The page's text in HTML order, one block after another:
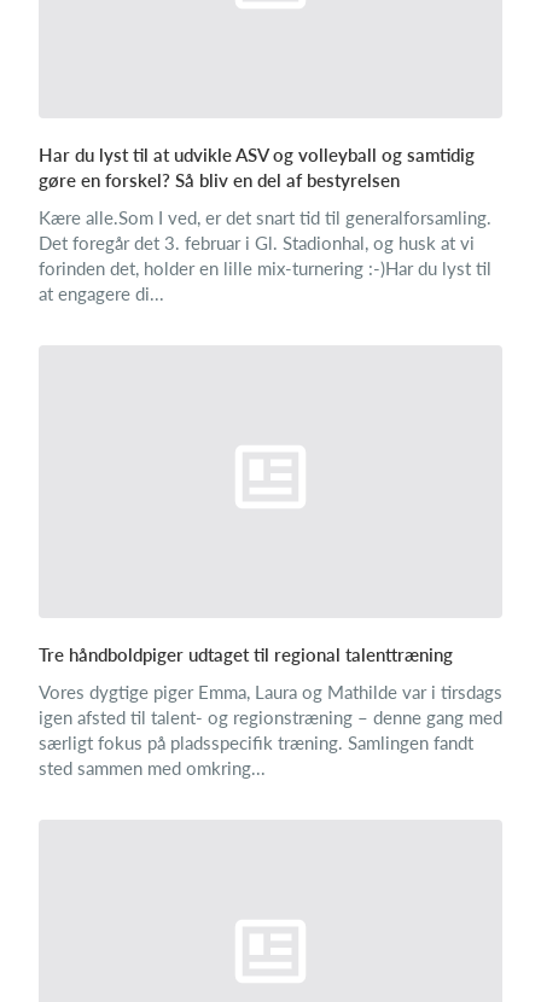
Har du lyst til at udvikle ASV og volleyball og samtidig
gøre en forskel? Så bliv en del af bestyrelsen
Kære alle.Som I ved, er det snart tid til generalforsamling.
Det foregår det 3. februar i Gl. Stadionhal, og husk at vi
forinden det, holder en lille mix-turnering :-)Har du lyst til
at engagere di...
Tre håndboldpiger udtaget til regional talenttræning
Vores dygtige piger Emma, Laura og Mathilde var i tirsdags
igen afsted til talent- og regionstræning – denne gang med
særligt fokus på pladsspecifik træning. Samlingen fandt
sted sammen med omkring...